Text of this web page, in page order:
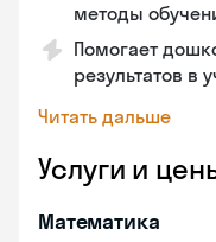
методы
Помогает
результатов в
Читать дальше
Услуги и
Математика